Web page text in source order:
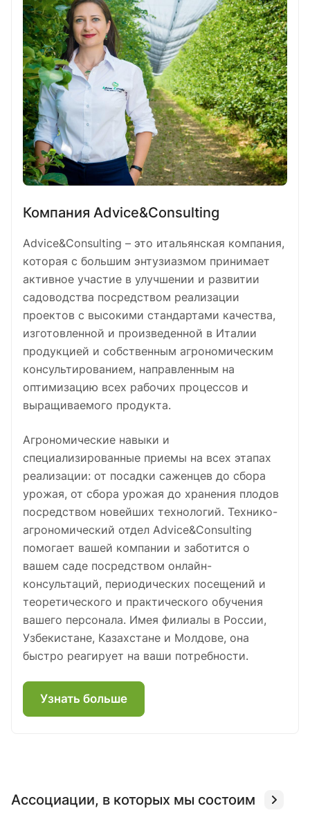
Компания Advice&Consulting
Advice&Consulting – это итальянская компания,
которая с большим энтузиазмом принимает
активное участие в улучшении и развитии
садоводства посредством реализации
проектов с высокими стандартами качества,
изготовленной и произведенной в Италии
продукцией и собственным агрономическим
консультированием, направленным на
оптимизацию всех рабочих процессов и
выращиваемого продукта.
Агрономические навыки и
специализированные приемы на всех этапах
реализации: от посадки саженцев до сбора
урожая, от сбора урожая до хранения плодов
посредством новейших технологий. Технико-
агрономический отдел Advice&Consulting
помогает вашей компании и заботится о
вашем саде посредством онлайн-
консультаций, периодических посещений и
теоретического и практического обучения
вашего персонала. Имея филиалы в России,
Узбекистане, Казахстане и Молдове, она
быстро реагирует на ваши потребности.
Узнать больше
Ассоциации, в которых мы состоим